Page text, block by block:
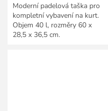
Moderní padelová taška pro
kompletní vybavení na kurt.
Objem 40 l, rozměry 60 x
28,5 x 36,5 cm.